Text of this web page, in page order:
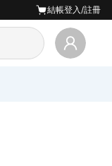
結帳登入/註冊